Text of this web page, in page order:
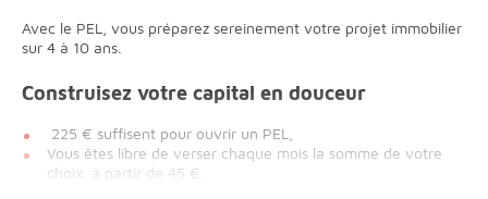
Avec le PEL, vous préparez sereinement votre projet immobilier
sur 4 à 10 ans.
Construisez votre capital en douceur
225 € suffisent pour ouvrir un PEL,
Vous êtes libre de verser chaque mois la somme de votre
choix, à partir de 45 €.